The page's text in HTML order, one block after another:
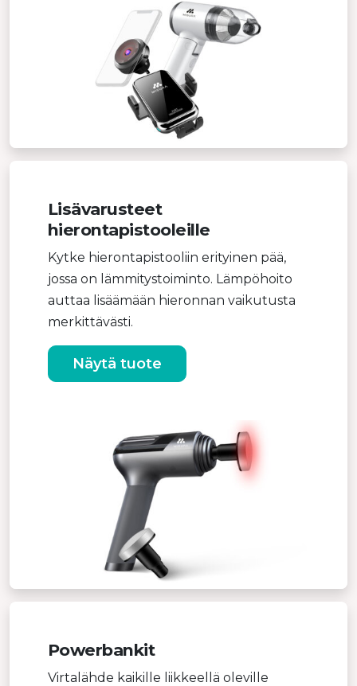
Lisävarusteet
hierontapistooleille
Kytke hierontapistooliin erityinen pää,
jossa on lämmitystoiminto. Lämpöhoito
auttaa lisäämään hieronnan vaikutusta
merkittävästi.
Näytä tuote
Powerbankit
Virtalähde kaikille liikkeellä oleville